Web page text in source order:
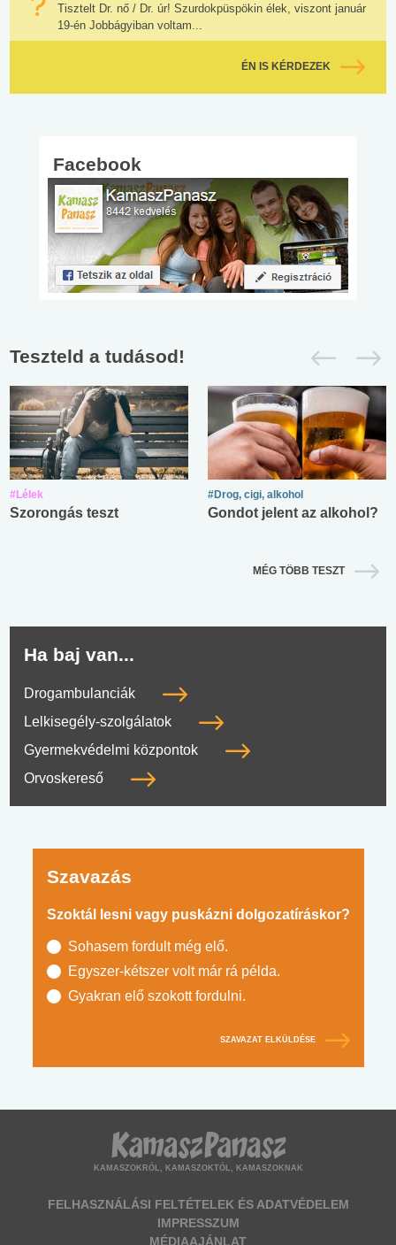
Tisztelt Dr. nő / Dr. úr! Szurdokpüspökin élek, viszont január
19-én Jobbágyiban voltam...
ÉN IS KÉRDEZEK
Facebook
Teszteld a tudásod!
#Lélek
Szorongás teszt
#Drog, cigi, alkohol
Gondot jelent az alkohol?
MÉG TÖBB TESZT
Ha baj van...
Drogambulanciák
Lelkisegély-szolgálatok
Gyermekvédelmi központok
Orvoskereső
Szavazás
Szoktál lesni vagy puskázni dolgozatíráskor?
Sohasem fordult még elő.
Egyszer-kétszer volt már rá példa.
Gyakran elő szokott fordulni.
SZAVAZAT ELKÜLDÉSE
KAMASZOKRÓL, KAMASZOKTÓL, KAMASZOKNAK
FELHASZNÁLÁSI FELTÉTELEK ÉS ADATVÉDELEM
IMPRESSZUM
MÉDIAAJÁNLAT